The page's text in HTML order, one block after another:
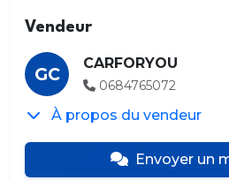
Vendeur
GC
CARFORYOU
0684765072
À propos du vendeur
Envoyer un